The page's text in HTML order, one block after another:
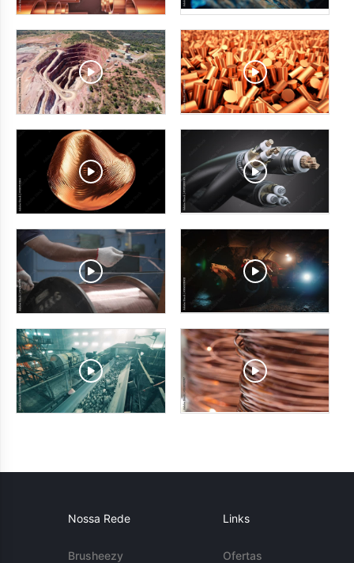
Nossa Rede
Brusheezy
Links
Ofertas